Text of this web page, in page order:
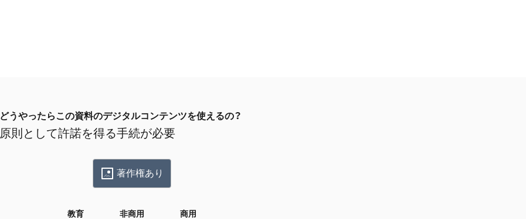
どうやったらこの資料のデジタルコンテンツを使えるの？
原則として許諾を得る手続が必要
著作権あり
教育 非商用 商用